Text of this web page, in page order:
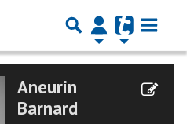
Aneurin
Barnard